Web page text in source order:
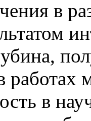
в
работах
в